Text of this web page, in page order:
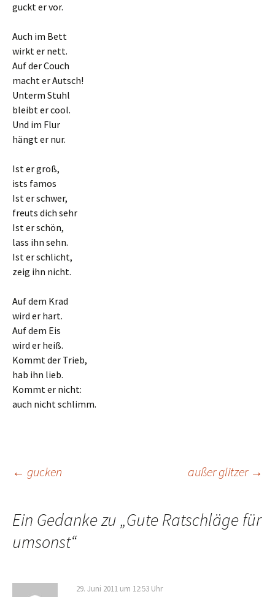
guckt er vor.
Auch im Bett
wirkt er nett.
Auf der Couch
macht er Autsch!
Unterm Stuhl
bleibt er cool.
Und im Flur
hängt er nur.
Ist er groß,
ists famos
Ist er schwer,
freuts dich sehr
Ist er schön,
lass ihn sehn.
Ist er schlicht,
zeig ihn nicht.
Auf dem Krad
wird er hart.
Auf dem Eis
wird er heiß.
Kommt der Trieb,
hab ihn lieb.
Kommt er nicht:
auch nicht schlimm.
Beitrags-
Navigation
← gucken außer glitzer →
Ein Gedanke zu „Gute Ratschläge für
umsonst“
29. Juni 2011 um 12:53 Uhr